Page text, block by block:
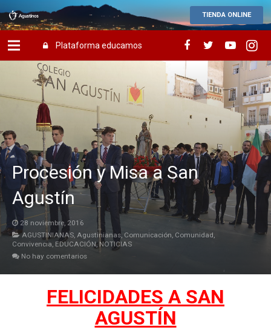
TIENDA ONLINE
Plataforma educamos
Procesión y Misa a San
Agustín
28 noviembre, 2016
AGUSTINIANAS Agustinianas Comunicación Comunidad
Convivencia EDUCACIÓN,NOTICIAS
No hay comentarios
FELICIDADES A SAN
AGUSTÍN